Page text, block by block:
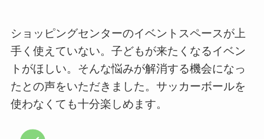
ショッピングセンターのイベントスペースが上
手く使えていない。子どもが来たくなるイベン
トがほしい。そんな悩みが解消する機会になっ
たとの声をいただきました。サッカーボールを
使わなくても十分楽しめます。